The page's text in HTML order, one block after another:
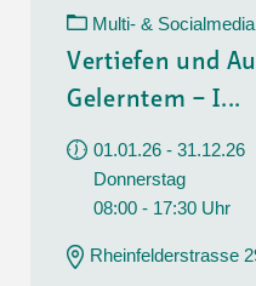
Multi- &
Vertiefen und
Gelerntem – I...
01.01.26 - 31.12.26
Donnerstag
08:00 - 17:30 Uhr
Rheinfelderstrasse